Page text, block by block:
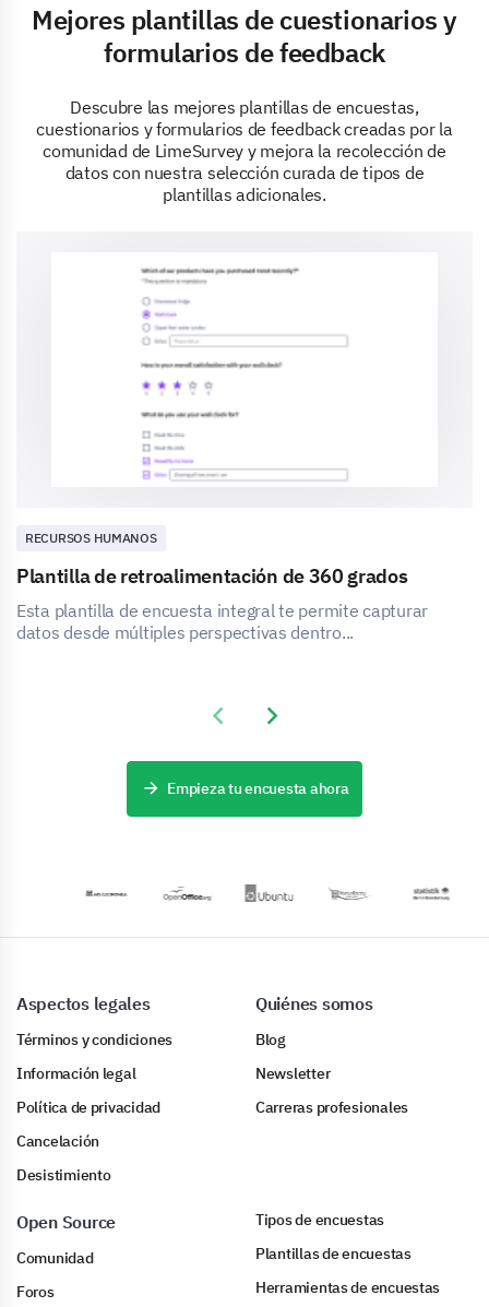
Mejores plantillas de cuestionarios y
formularios de feedback
Descubre las mejores plantillas de encuestas,
cuestionarios y formularios de feedback creadas por la
comunidad de LimeSurvey y mejora la recolección de
datos con nuestra selección curada de tipos de
plantillas adicionales.
RECURSOS HUMANOS
Plantilla de retroalimentación de 360 grados
Esta plantilla de encuesta integral te permite capturar
datos desde múltiples perspectivas dentro...
Previous slide
Next slide
Empieza tu encuesta ahora
Aspectos legales
Términos y condiciones
Información legal
Política de privacidad
Cancelación
Desistimiento
Quiénes somos
Blog
Newsletter
Carreras profesionales
Open Source
Comunidad
Foros
Tipos de encuestas
Plantillas de encuestas
Herramientas de encuestas